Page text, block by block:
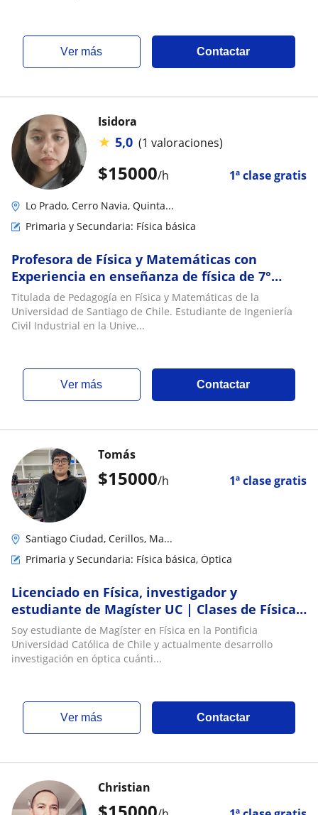
ver más Contactar
$15000/h 1ª clase gratis
Isidora
★ 5,0 (1 valoraciones)
Lo Prado, Cerro Navia, Quinta...
Primaria y Secundaria: Física básica
Profesora de Física y Matemáticas con
Experiencia en enseñanza de física de 7°
básico a III° medio y preparación PAES
Titulada de Pedagogía en Física y Matemáticas de la
Universidad de Santiago de Chile. Estudiante de Ingeniería
Civil Industrial en la Unive...
ver más Contactar
$15000/h 1ª clase gratis
Tomás
Santiago Ciudad, Cerillos, Ma...
Primaria y Secundaria: Física básica, Óptica
Licenciado en Física, investigador y
estudiante de Magíster UC | Clases de Física y
Matemática
Soy estudiante de Magíster en Física en la Pontificia
Universidad Católica de Chile y actualmente desarrollo
investigación en óptica cuánti...
ver más Contactar
Christian